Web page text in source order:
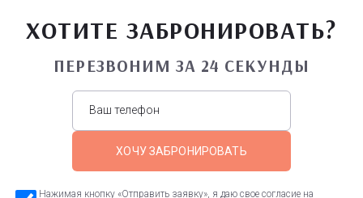
ХОТИТЕ ЗАБРОНИРОВАТЬ?
ПЕРЕЗВОНИМ ЗА 24 СЕКУНДЫ
ХОЧУ ЗАБРОНИРОВАТЬ
Нажимая кнопку «Отправить заявку», я даю свое согласие на